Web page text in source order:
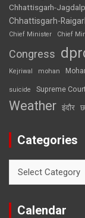
Chhattisgarh-
Chhattisgarh-
Chief Minister
Chief
Congress
Kejriwal mohan
suicide Supreme
Weather इंदौर
Categories
Calendar